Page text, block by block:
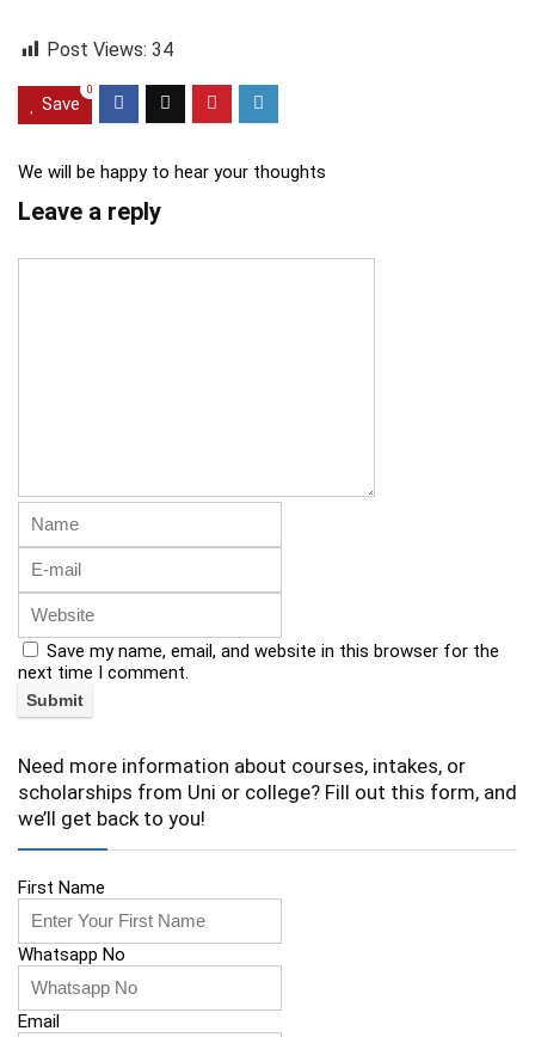
Post Views: 34
Save
0
We will be happy to hear your thoughts
Leave a reply
Save my name, email, and website in this browser for the
next time I comment.
Need more information about courses, intakes, or
scholarships from Uni or college? Fill out this form, and
we’ll get back to you!
First Name
Whatsapp No
Email